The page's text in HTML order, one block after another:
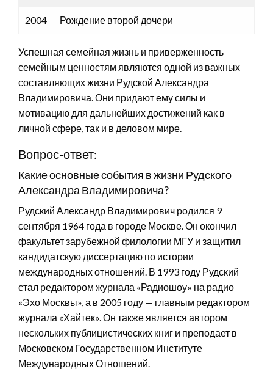
2004 Рождение второй дочери
Успешная семейная жизнь и приверженность
семейным ценностям являются одной из важных
составляющих жизни Рудской Александра
Владимировича. Они придают ему силы и
мотивацию для дальнейших достижений как в
личной сфере, так и в деловом мире.
Вопрос-ответ:
Какие основные события в жизни Рудского
Александра Владимировича?
Рудский Александр Владимирович родился 9
сентября 1964 года в городе Москве. Он окончил
факультет зарубежной филологии МГУ и защитил
кандидатскую диссертацию по истории
международных отношений. В 1993 году Рудский
стал редактором журнала «Радиошоу» на радио
«Эхо Москвы», а в 2005 году — главным редактором
журнала «Хайтек». Он также является автором
нескольких публицистических книг и преподает в
Московском Государственном Институте
Международных Отношений.